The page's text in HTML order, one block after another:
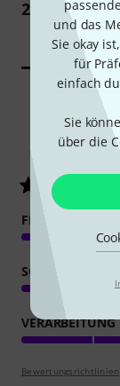
und das
Sie okay
für
einfach
Sie
über die
28 €
61
FEATURES
SOUND
VERARBEITUNG
Bewertungsrichtlinien